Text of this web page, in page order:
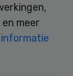
meer
informatie